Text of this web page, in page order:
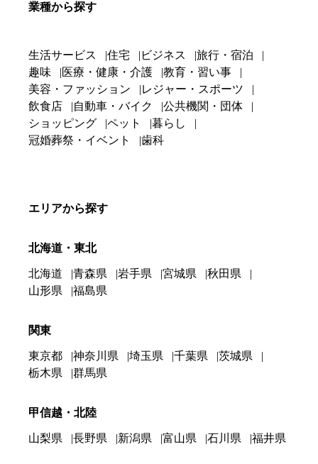
業種から探す
生活サービス 住宅 ビジネス
旅行・宿泊
趣味
医療・健康・介護
教育・習い事
美容・ファッション
レジャー・スポーツ
飲食店
自動車・バイク
公共機関・団体
ショッピング
ペット
暮らし
冠婚葬祭・イベント
歯科
エリアから探す
北海道・東北
北海道 青森県 岩手県 宮城県
秋田県
山形県
福島県
関東
東京都 神奈川県 埼玉県 千葉県
茨城県
栃木県
群馬県
甲信越・北陸
山梨県 長野県 新潟県 富山県 石川県 福井県